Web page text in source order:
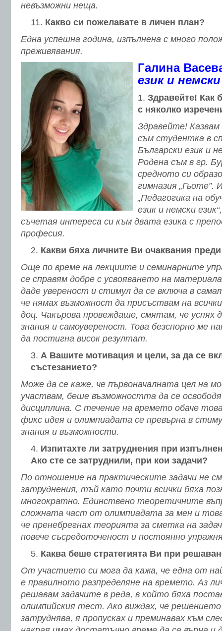
невъзможни неща.
Какво си пожелавате в личен план?
Една успешна година, изпълнена с много
преживявания.
Галина
език и
Здравейте! Как
с няколко
Здравейте! Казвам
съм студентка в
Български език и
Родена съм в гр.
средното си
гимназия „Гьоте”.
„Педагогика на
език и немски
съчетая интереса си към двата езика с
професия.
Какви бяха личните Ви очаквания
Още по време на лекциите и семинарните
се справям добре с усвояването на
даде увереност и стимул да се включа в
че нямах възможност да присъствам на
доц. Чакърова провеждаше, смятам, че успях
знания и самоувереност. Това безспорно ме
да постигна висок резултат.
А Вашите мотивация и цели, за да се
състезанието?
Може да се каже, че първоначалната цел на
участвам, беше възможността да се
дисциплина. С течение на времето обаче
фикс идея и олимпиадата се превърна в
знания и възможности.
Изпитахте ли затруднения при
Ако сте се затруднили, при кои задачи?
По отношение на практическите задачи не
затруднения, тъй като почти всички бяха
многократно. Единствено теоретичните
сложната част от олимпиадата за мен и
че пренебрегнах теорията за сметка на
повече съсредоточеност и постоянно
Каква беше стратегията Ви при
От участието си мога да кажа, че една от
е правилното разпределяне на времето. Аз
решавам задачите в реда, в който бяха
олимпийския тест. Ако виждах, че решението
затруднява, я пропусках и преминавах към